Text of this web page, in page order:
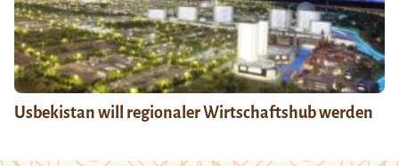
Usbekistan will regionaler Wirtschaftshub werden